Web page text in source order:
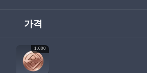
가격
1,000